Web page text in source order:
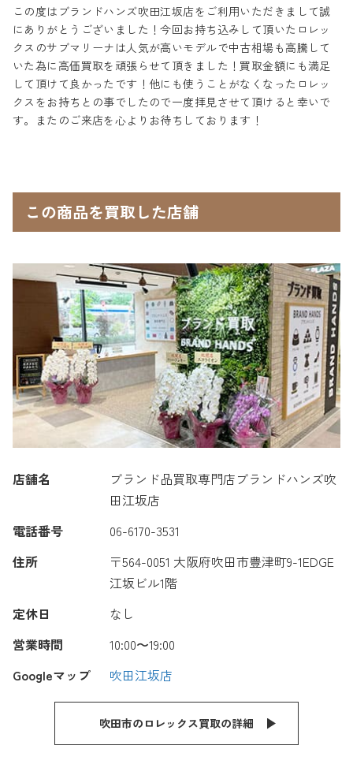
この度はブランドハンズ吹田江坂店をご利用いただきまして誠
にありがとうございました！今回お持ち込みして頂いたロレッ
クスのサブマリーナは人気が高いモデルで中古相場も高騰して
いた為に高価買取を頑張らせて頂きました！買取金額にも満足
して頂けて良かったです！他にも使うことがなくなったロレッ
クスをお持ちとの事でしたので一度拝見させて頂けると幸いで
す。またのご来店を心よりお待ちしております！
この商品を買取した店舗
店舗名
ブランド品買取専門店ブランドハンズ吹
田江坂店
電話番号
06-6170-3531
住所
〒564-0051 大阪府吹田市豊津町9-1EDGE
江坂ビル1階
定休日
なし
営業時間
10:00〜19:00
Googleマップ
吹田江坂店
吹田市のロレックス買取の詳細